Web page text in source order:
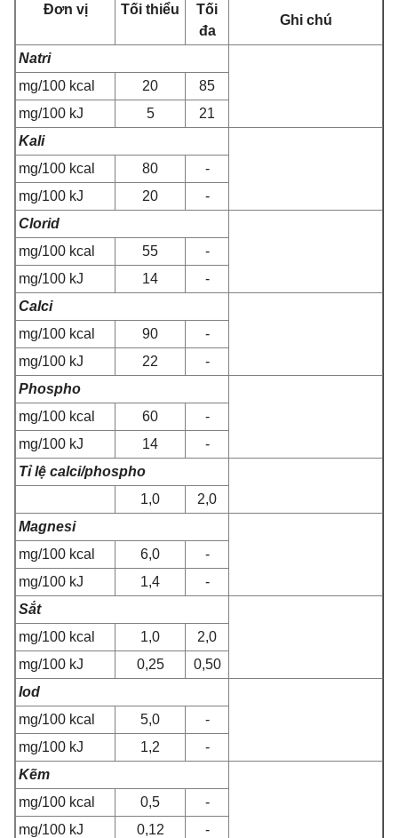
Đơn vị
Tối thiểu
Tối
đa
Ghi chú
Natri
mg/100 kcal
20
85
mg/100 kJ
5
21
Kali
mg/100 kcal
80
-
mg/100 kJ
20
-
Clorid
mg/100 kcal
55
-
mg/100 kJ
14
-
Calci
mg/100 kcal
90
-
mg/100 kJ
22
-
Phospho
mg/100 kcal
60
-
mg/100 kJ
14
-
Tỉ lệ calci/phospho
1,0
2,0
Magnesi
mg/100 kcal
6,0
-
mg/100 kJ
1,4
-
Sắt
mg/100 kcal
1,0
2,0
mg/100 kJ
0,25
0,50
Iod
mg/100 kcal 5,0
-
mg/100 kJ 1,2
-
Kẽm
mg/100 kcal
0,5
-
mg/100 kJ
0,12
-